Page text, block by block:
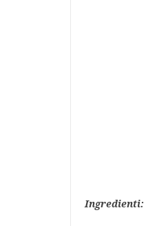
Ingredienti: